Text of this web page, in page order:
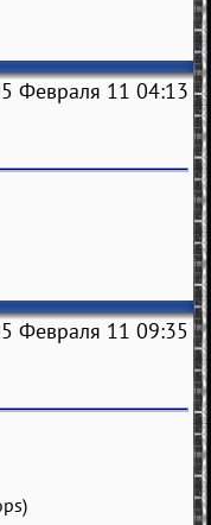
Февраля 11 04:13
Февраля 11 09:35